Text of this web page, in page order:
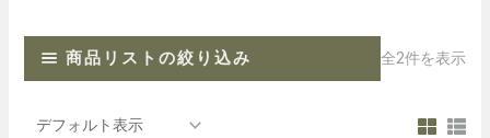
商品リストの絞り込み 全2件を表示